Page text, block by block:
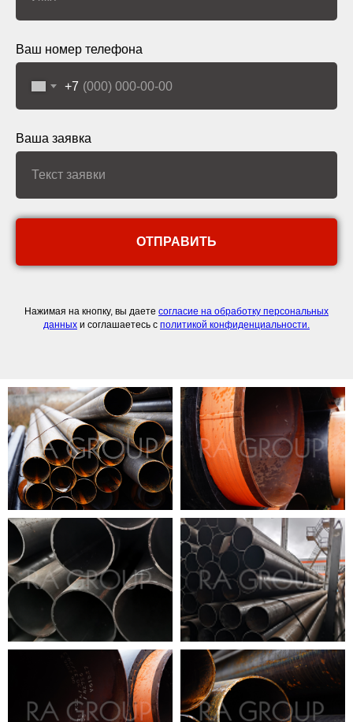
Ваш номер телефона
+7
Ваша заявка
ОТПРАВИТЬ
Нажимая на кнопку, вы даете согласие на обработку персональных
данных и соглашаетесь c политикой конфиденциальности.